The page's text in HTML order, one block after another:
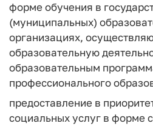
форме обучения в
(муниципальных)
организациях,
образовательную
образовательным
профессионального
предоставление в
социальных услуг в форме